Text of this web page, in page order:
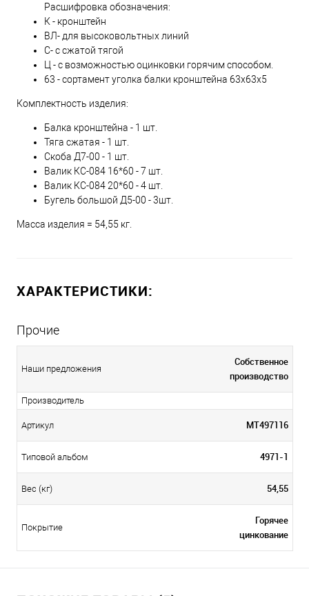
Расшифровка обозначения:
К - кронштейн
ВЛ- для высоковольтных линий
С- с сжатой тягой
Ц - с возможностью оцинковки горячим способом.
63 - сортамент уголка балки кронштейна 63х63х5
Комплектность изделия:
Балка кронштейна - 1 шт.
Тяга сжатая - 1 шт.
Скоба Д7-00 - 1 шт.
Валик КС-084 16*60 - 7 шт.
Валик КС-084 20*60 - 4 шт.
Бугель большой Д5-00 - 3шт.
Масса изделия = 54,55 кг.
ХАРАКТЕРИСТИКИ:
Прочие
Наши предложения
Собственное
производство
Производитель
Артикул МТ497116
Типовой альбом 4971-1
Вес (кг) 54,55
Покрытие
Горячее
цинкование